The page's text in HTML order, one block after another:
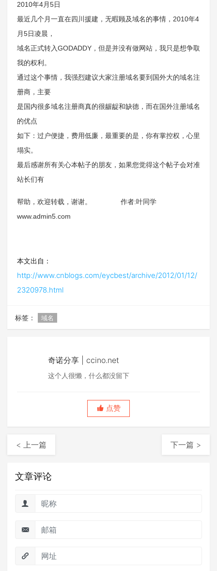
2010年4月5日
最近几个月一直在四川援建，无暇顾及域名的事情，2010年4
月5日凌晨，
域名正式转入GODADDY，但是并没有做网站，我只是想争取
我的权利。
通过这个事情，我强烈建议大家注册域名要到国外大的域名注
册商，主要
是国内很多域名注册商真的很龌龊和缺德，而在国外注册域名
的优点
如下：过户便捷，费用低廉，最重要的是，你有掌控权，心里
塌实。
最后感谢所有关心本帖子的朋友，如果您觉得这个帖子会对准
站长们有
帮助，欢迎转载，谢谢。 作者:叶同学
www.admin5.com
本文出自：
http://www.cnblogs.com/eycbest/archive/2012/01/12/
2320978.html
标签： 域名
奇诺分享 | ccino.net
这个人很懒，什么都没留下
点赞
< 上一篇 下一篇 >
文章评论